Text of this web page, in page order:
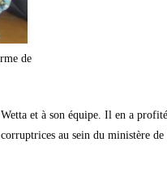
de
et à son équipe. Il en a
au sein du ministère de